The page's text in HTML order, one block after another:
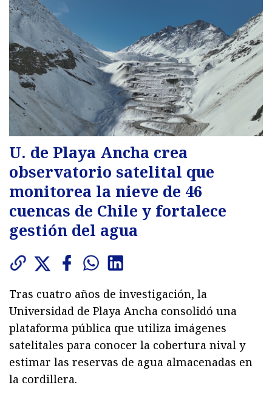
U. de Playa Ancha crea
observatorio satelital que
monitorea la nieve de 46
cuencas de Chile y fortalece
gestión del agua
Tras cuatro años de investigación, la
Universidad de Playa Ancha consolidó una
plataforma pública que utiliza imágenes
satelitales para conocer la cobertura nival y
estimar las reservas de agua almacenadas en
la cordillera.